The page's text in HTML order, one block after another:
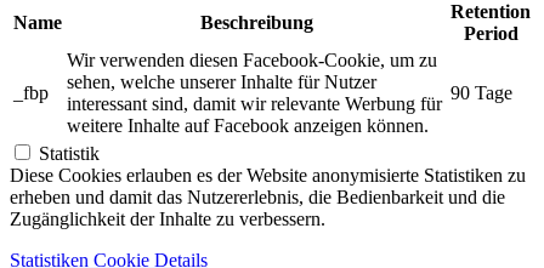
Name Beschreibung
Retention
Period
_fbp
Wir verwenden diesen Facebook-Cookie, um zu
sehen, welche unserer Inhalte für Nutzer
interessant sind, damit wir relevante Werbung für
weitere Inhalte auf Facebook anzeigen können.
90 Tage
Statistik
Diese Cookies erlauben es der Website anonymisierte Statistiken zu
erheben und damit das Nutzererlebnis, die Bedienbarkeit und die
Zugänglichkeit der Inhalte zu verbessern.
Statistiken Cookie Details